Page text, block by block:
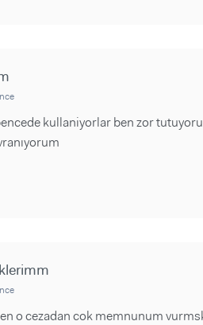
kullaniyorlar ben zor
o cezadan cok memnunum